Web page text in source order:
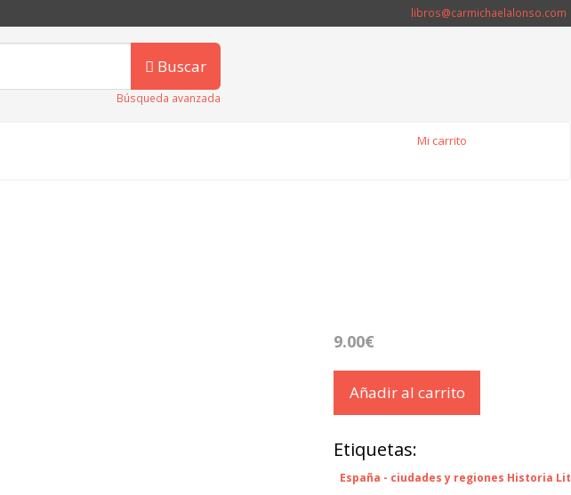
libros@carmichaelalonso.com
Buscar
Búsqueda avanzada
Mi carrito
9.00€
Añadir al carrito
Etiquetas:
España - ciudades y regiones Historia